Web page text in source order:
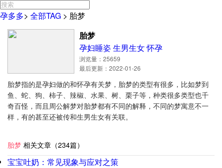
孕多多> 全部TAG > 胎梦
胎梦
孕妇睡姿生男生女怀孕
浏览量：25659
最后更新：2022-01-26
胎梦指的是孕妇做的和怀孕有关梦，胎梦的类型有很多，比如梦到
鱼、蛇、狗、柿子、辣椒、水果、树、栗子等，种类很多类型也千
奇百怪，而且周公解梦对胎梦都有不同的解释，不同的梦寓意不一
样，有的甚至还被传和生男生女有关联。
胎梦 相关文章（234篇）
宝宝吐奶：常见现象与应对之策